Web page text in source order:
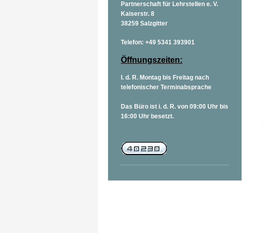
Partnerschaft für Lehrstellen e. V.
Kaiserstr. 8
38259 Salzgitter
Telefon: +49 5341 393901
Öffnungszeiten:
I. d. R. Montag bis Freitag nach
telefonischer Terminabsprache
Das Büro ist i. d. R. von 09:00 Uhr bis
16:00 Uhr besetzt.